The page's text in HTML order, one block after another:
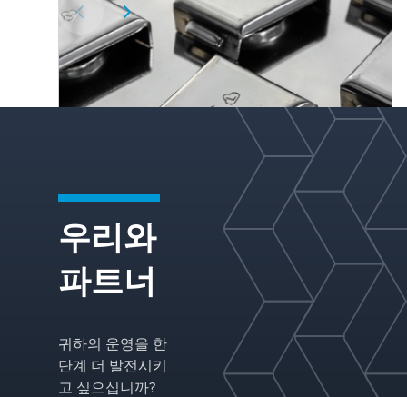
솔루션
을 제
공하여
화학
및 정
유 산
장기적
인 신
뢰성과
성능을
보장합
니다.
FLEXIPRO® 밸브 트레이
Koch-Glitsch의 FLEXIPRO® 밸브 트레이는 고
정 및 플로팅 밸브 유형을 모두 포함한 고급 밸
브 트레이 설계를 포함하며, 다양한 증류 및 분
리 응용 분야를 위한 고용량, 향상된 효율성 및
광범위한 작동 범위를 제공하도록 설계되었습
니다.
우리와
파트너
귀하의 운영을 한
단계 더 발전시키
고 싶으십니까?